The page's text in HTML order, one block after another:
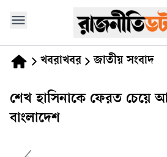
খবরাখবর জাতীয় সংবাদ
শেখ হাসিনাকে ফেরত চেয়ে
বাংলাদেশ